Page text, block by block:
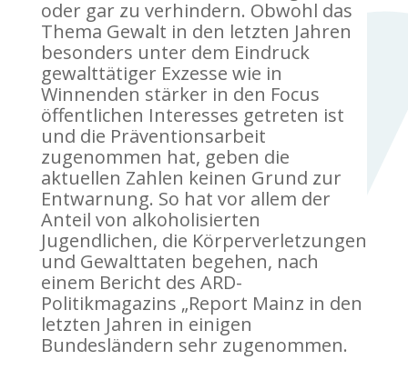
oder gar zu verhindern. Obwohl das
Thema Gewalt in den letzten Jahren
besonders unter dem Eindruck
gewalttätiger Exzesse wie in
Winnenden stärker in den Focus
öffentlichen Interesses getreten ist
und die Präventionsarbeit
zugenommen hat, geben die
aktuellen Zahlen keinen Grund zur
Entwarnung. So hat vor allem der
Anteil von alkoholisierten
Jugendlichen, die Körperverletzungen
und Gewalttaten begehen, nach
einem Bericht des ARD-
Politikmagazins „Report Mainz in den
letzten Jahren in einigen
Bundesländern sehr zugenommen.